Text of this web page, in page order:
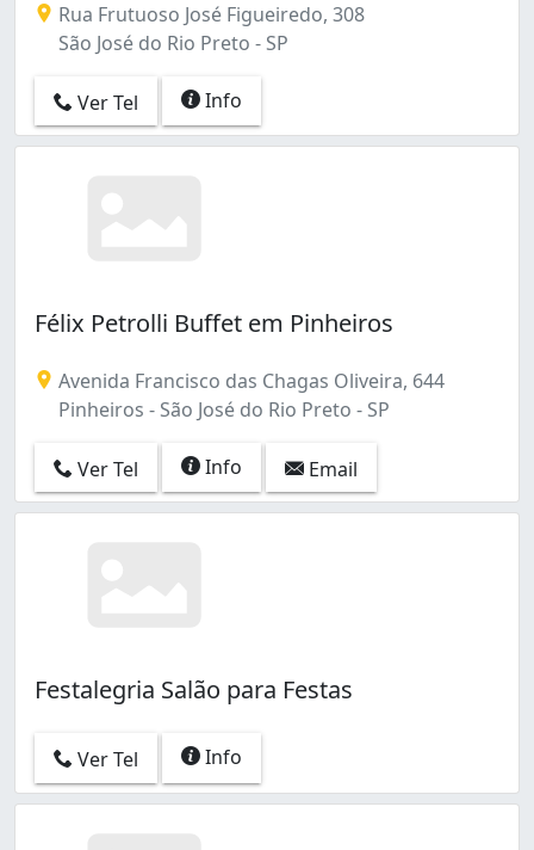
Rua Frutuoso José Figueiredo, 308
São José do Rio Preto - SP
Ver Tel Info
Félix Petrolli Buffet em Pinheiros
Avenida Francisco das Chagas Oliveira, 644
Pinheiros - São José do Rio Preto - SP
Ver Tel Info Email
Festalegria Salão para Festas
Ver Tel Info